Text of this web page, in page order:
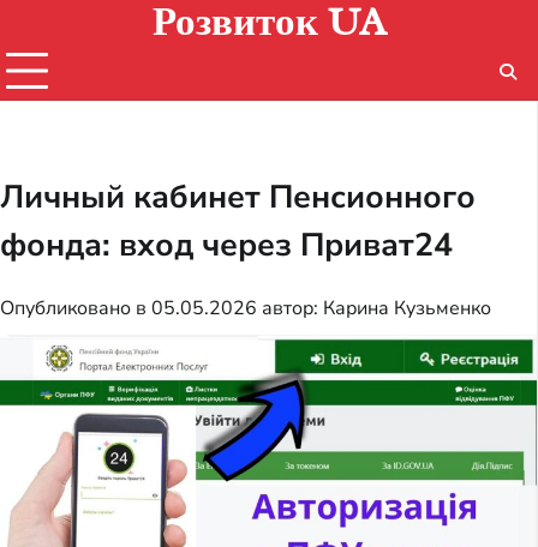
содержимому
Розвиток UA
Личный кабинет Пенсионного
фонда: вход через Приват24
Опубликовано в 05.05.2026 автор: Карина Кузьменко